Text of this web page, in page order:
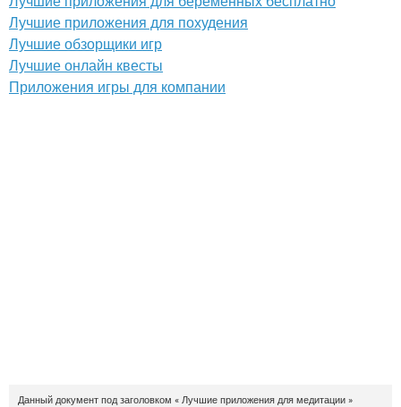
Лучшие приложения для похудения
Лучшие обзорщики игр
Лучшие онлайн квесты
Приложения игры для компании
Данный документ под заголовком « Лучшие приложения для медитации »